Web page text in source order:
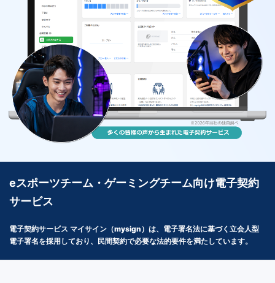
eスポーツチーム・ゲーミングチーム向け電子契約
サービス
電子契約サービス マイサイン（mysign）は、電子署名法に基づく立会人型
電子署名を採用しており、民間契約で必要な法的要件を満たしています。